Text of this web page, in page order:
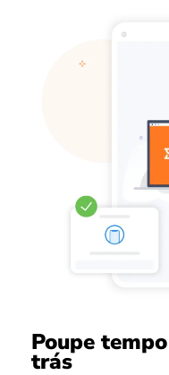
Poupe
trás